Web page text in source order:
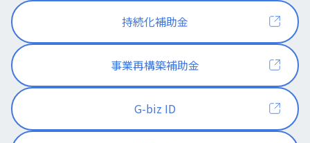
持続化補助金
事業再構築補助金
G-biz ID